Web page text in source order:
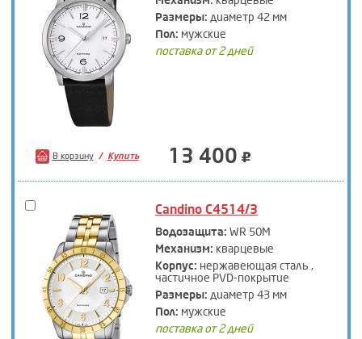
Размеры: диаметр 42 мм
Пол: мужские
поставка от 2 дней
В корзину Купить 13 400
Candino C4514/3
Водозащита: WR 50M
Механизм: кварцевые
Корпус: нержавеющая сталь ,
частичное PVD-покрытие
Размеры: диаметр 43 мм
Пол: мужские
поставка от 2 дней